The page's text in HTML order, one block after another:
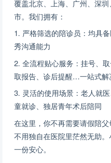
覆盖北京、上海、广州、深
市。我们拥有：
1. 严格筛选的陪诊员：均具
秀沟通能力
2. 全流程贴心服务：挂号、
取报告、诊后提醒…一站式解
3. 灵活的使用场景：老人就
童就诊、独居青年术后陪同
在这里，你不再需要请假陪
不用独自在医院里茫然无助
一份安心。